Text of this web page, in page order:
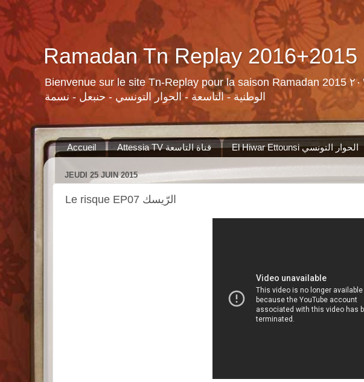
Bienvenue sur le site Tn-Replay pour la saison Ramadan 2015 مرحبا بكم على موقع الذي سيجمع لكم مسلسلات ومنوعات القنوات التونسية لرمضان ٢٠١٥
الوطنية - التاسعة - الحوار التونسي - حنبعل - نسمة
Accueil Attessia TV قناة التاسعة El Hiwar Ettounsi الحوار التونسي
JEUDI 25 JUIN 2015
Le risque EP07 الرّيسك